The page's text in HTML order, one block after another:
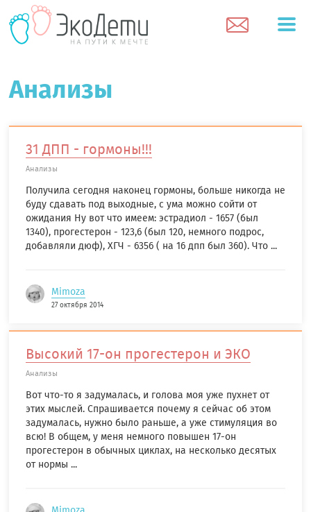
Анализы
31 ДПП - гормоны!!!
Анализы
Получила сегодня наконец гормоны, больше никогда не
буду сдавать под выходные, с ума можно сойти от
ожидания Ну вот что имеем: эстрадиол - 1657 (был
1340), прогестерон - 123,6 (был 120, немного подрос,
добавляли дюф), ХГЧ - 6356 ( на 16 дпп был 360). Что ...
Mimoza
27 октября 2014
Высокий 17-он прогестерон и ЭКО
Анализы
Вот что-то я задумалась, и голова моя уже пухнет от
этих мыслей. Спрашивается почему я сейчас об этом
задумалась, нужно было раньше, а уже стимуляция во
всю! В общем, у меня немного повышен 17-он
прогестерон в обычных циклах, на несколько десятых
от нормы ...